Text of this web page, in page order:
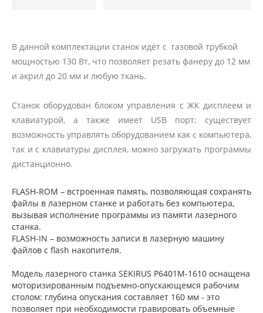
В данной комплектации станок идёт с газовой трубкой
мощностью 130 Вт, что позволяет резать фанеру до 12 мм
и акрил до 20 мм и любую ткань.
Станок оборудован блоком управления с ЖК дисплеем и
клавиатурой, а также имеет USB порт: существует
возможность управлять оборудованием как с компьютера,
так и с клавиатуры дисплея, можно загружать программы
дистанционно.
FLASH-ROM – встроенная память, позволяющая сохранять
файлы в лазерном станке и работать без компьютера,
вызывая исполнение программы из памяти лазерного
станка.
FLASH-IN – возможность записи в лазерную машину
файлов с flash накопителя.
Модель лазерного станка SEKIRUS P6401M-1610 оснащена
моторизированным подъемно-опускающемся рабочим
столом: глубина опускания составляет 160 мм - это
позволяет при необходимости гравировать объемные